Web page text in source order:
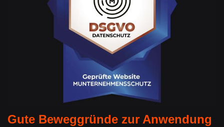
Gute Beweggründe zur Anwendung